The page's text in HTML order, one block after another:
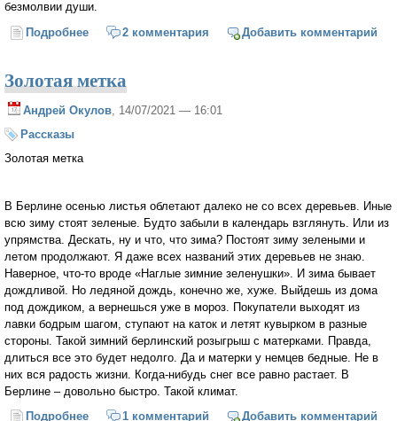
безмолвии души.
Подробнее о Облака2 комментария Добавить комментарий
Золотая метка
Андрей Окулов, 14/07/2021 — 16:01
Рассказы
Золотая метка
В Берлине осенью листья облетают далеко не со всех деревьев. Иные
всю зиму стоят зеленые. Будто забыли в календарь взглянуть. Или из
упрямства. Дескать, ну и что, что зима? Постоят зиму зелеными и
летом продолжают. Я даже всех названий этих деревьев не знаю.
Наверное, что-то вроде «Наглые зимние зеленушки». И зима бывает
дождливой. Но ледяной дождь, конечно же, хуже. Выйдешь из дома
под дождиком, а вернешься уже в мороз. Покупатели выходят из
лавки бодрым шагом, ступают на каток и летят кувырком в разные
стороны. Такой зимний берлинский розыгрыш с матерками. Правда,
длиться все это будет недолго. Да и матерки у немцев бедные. Не в
них вся радость жизни. Когда-нибудь снег все равно растает. В
Берлине – довольно быстро. Такой климат.
Подробнее о Золотая метка
1 комментарий Добавить комментарий